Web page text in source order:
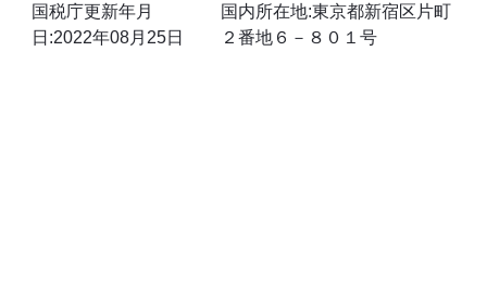
国税庁更新年月
日:2022年08月25日
国内所在地:東京都新宿区片町
２番地６－８０１号